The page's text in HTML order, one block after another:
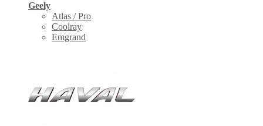
Geely
Atlas / Pro
Coolray
Emgrand